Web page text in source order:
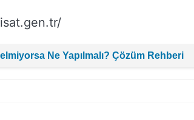
Ne Yapılmalı? Çözüm Rehberi